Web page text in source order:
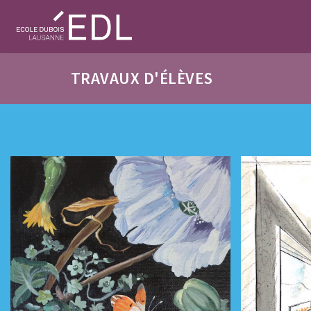
TRAVAUX D'ÉLÈVES